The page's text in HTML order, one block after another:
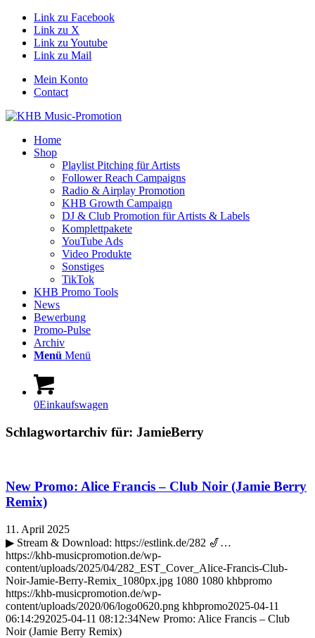
Link zu Facebook
Link zu X
Link zu Youtube
Link zu Mail
Mein Konto
Contact
Home
Shop
Playlist Pitching für Artists
Follower Reach Campaigns
Radio & Airplay Promotion
KHB Growth Campaign
DJ & Club Promotion für Artists & Labels
Komplettpakete
YouTube Ads
Video Produkte
Sonstiges
TikTok
KHB Promo Tools
News
Bewerbung
Promo-Pulse
Archiv
Menü Menü
0Einkaufswagen
Schlagwortarchiv für: JamieBerry
New Promo: Alice Francis – Club Noir (Jamie Berry
Remix)
11. April 2025
▶ Stream & Download: https://estlink.de/282 🎷…
https://khb-musicpromotion.de/wp-
content/uploads/2025/04/282_EST_Cover_Alice-Francis-Club-
Noir-Jamie-Berry-Remix_1080px.jpg 1080 1080 khbpromo
https://khb-musicpromotion.de/wp-
content/uploads/2020/06/logo0620.png khbpromo2025-04-11
06:14:292025-04-11 08:12:34New Promo: Alice Francis – Club
Noir (Jamie Berry Remix)